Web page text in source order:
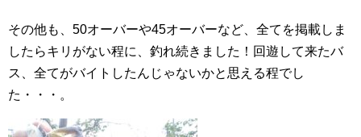
その他も、50オーバーや45オーバーなど、全てを掲載しま
したらキリがない程に、釣れ続きました！回遊して来たバ
ス、全てがバイトしたんじゃないかと思える程でし
た・・・。